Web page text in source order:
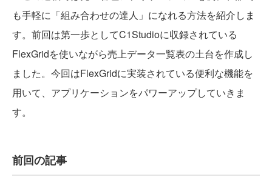
も手軽に「組み合わせの達人」になれる方法を紹介しま
す。前回は第一歩としてC1Studioに収録されている
FlexGridを使いながら売上データ一覧表の土台を作成し
ました。今回はFlexGridに実装されている便利な機能を
用いて、アプリケーションをパワーアップしていきま
す。
前回の記事